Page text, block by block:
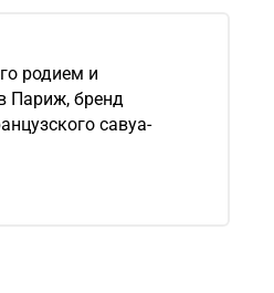
родием и
Париж, бренд
савуа-